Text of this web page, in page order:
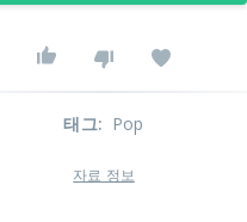
태그: Pop
자료 정보